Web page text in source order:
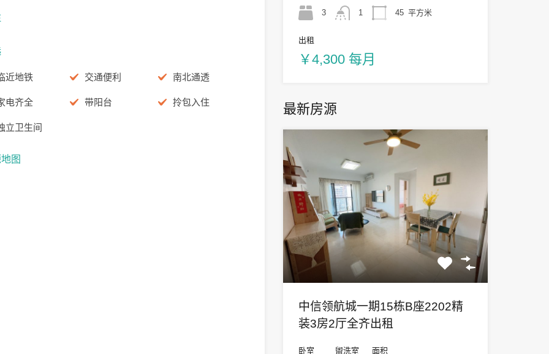
近地铁 交通便利 南北通透
电齐全 带阳台 拎包入住
立卫生间
图
3
1
45 平方米
出租
￥4,300 每月
最新房源
中信领航城一期15栋B座2202精
装3房2厅全齐出租
卧室
盥洗室
面积